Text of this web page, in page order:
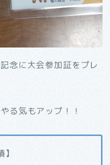
念に大会参加証をプレ
る気もアップ！！